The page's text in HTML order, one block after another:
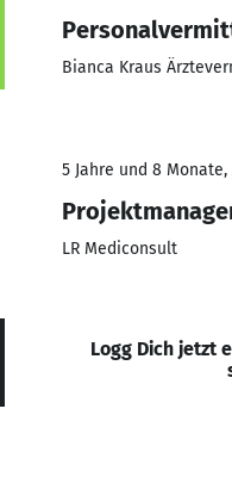
Bianca Kraus
5 Jahre und 8 Monate,
LR Mediconsult
Logg Dich jetzt